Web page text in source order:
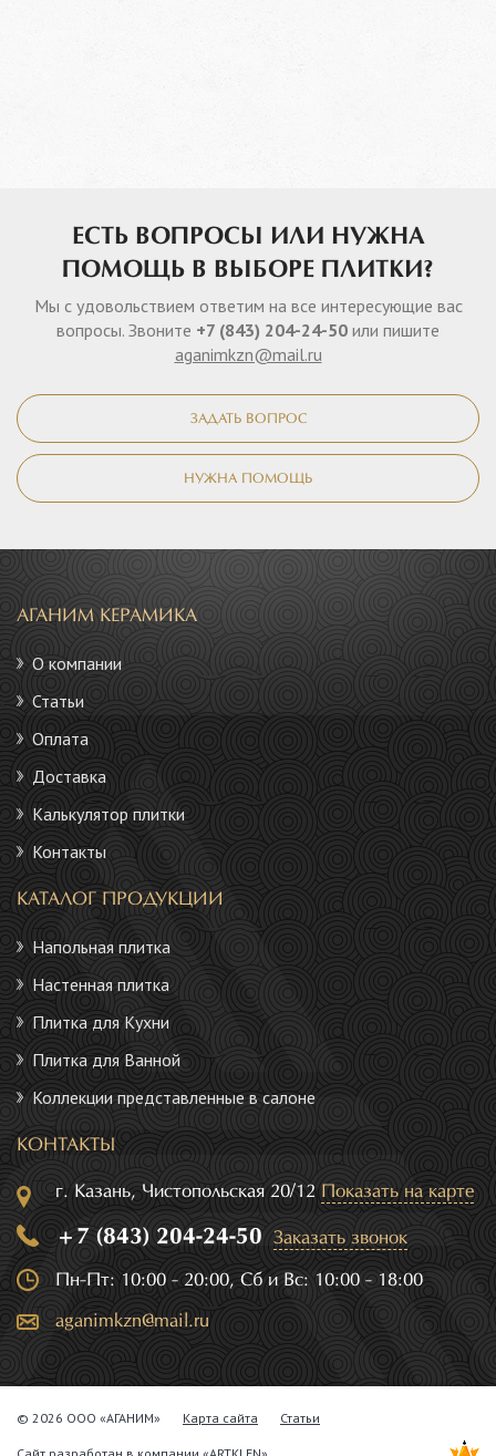
ЕСТЬ ВОПРОСЫ ИЛИ НУЖНА
ПОМОЩЬ В ВЫБОРЕ ПЛИТКИ?
Мы с удовольствием ответим на все интересующие вас
вопросы. Звоните +7 (843) 204-24-50 или пишите
aganimkzn@mail.ru
ЗАДАТЬ ВОПРОС
НУЖНА ПОМОЩЬ
АГАНИМ КЕРАМИКА
О компании
Статьи
Оплата
Доставка
Калькулятор плитки
Контакты
КАТАЛОГ ПРОДУКЦИИ
Напольная плитка
Настенная плитка
Плитка для Кухни
Плитка для Ванной
Коллекции представленные в салоне
КОНТАКТЫ
г. Казань, Чистопольская 20/12 Показать на карте
+7 (843) 204-24-50 Заказать звонок
Пн-Пт: 10:00 - 20:00, Сб и Вс: 10:00 - 18:00
aganimkzn@mail.ru
© 2026 ООО «АГАНИМ» Карта сайта Статьи